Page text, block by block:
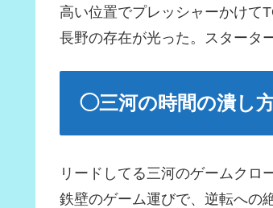
高い位置でプレッシャーかけて
長野の存在が光った。スタータ
◯三河の時間の潰し
リードしてる三河のゲームクロ
鉄壁のゲーム運びで、逆転への